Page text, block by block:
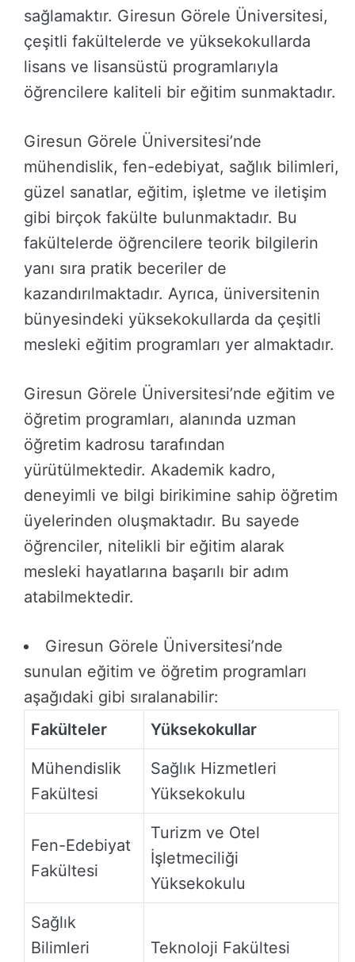
sağlamaktır. Giresun Görele Üniversitesi,
çeşitli fakültelerde ve yüksekokullarda
lisans ve lisansüstü programlarıyla
öğrencilere kaliteli bir eğitim sunmaktadır.
Giresun Görele Üniversitesi’nde
mühendislik, fen-edebiyat, sağlık bilimleri,
güzel sanatlar, eğitim, işletme ve iletişim
gibi birçok fakülte bulunmaktadır. Bu
fakültelerde öğrencilere teorik bilgilerin
yanı sıra pratik beceriler de
kazandırılmaktadır. Ayrıca, üniversitenin
bünyesindeki yüksekokullarda da çeşitli
mesleki eğitim programları yer almaktadır.
Giresun Görele Üniversitesi’nde eğitim ve
öğretim programları, alanında uzman
öğretim kadrosu tarafından
yürütülmektedir. Akademik kadro,
deneyimli ve bilgi birikimine sahip öğretim
üyelerinden oluşmaktadır. Bu sayede
öğrenciler, nitelikli bir eğitim alarak
mesleki hayatlarına başarılı bir adım
atabilmektedir.
Giresun Görele Üniversitesi’nde
sunulan eğitim ve öğretim programları
aşağıdaki gibi sıralanabilir:
Fakülteler
Yüksekokullar
Mühendislik
Fakültesi
Sağlık Hizmetleri
Yüksekokulu
Fen-Edebiyat
Fakültesi
Turizm ve Otel
İşletmeciliği
Yüksekokulu
Sağlık
Bilimleri
Teknoloji Fakültesi